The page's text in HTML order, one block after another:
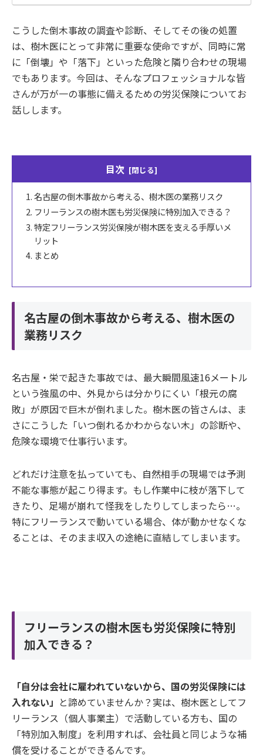
こうした倒木事故の調査や診断、そしてその後の処置
は、樹木医にとって非常に重要な使命ですが、同時に常
に「倒壊」や「落下」といった危険と隣り合わせの現場
でもあります。今回は、そんなプロフェッショナルな皆
さんが万が一の事態に備えるための労災保険についてお
話しします。
目次
名古屋の倒木事故から考える、樹木医の業務リスク
フリーランスの樹木医も労災保険に特別加入できる？
特定フリーランス労災保険が樹木医を支える手厚いメ
リット
まとめ
名古屋の倒木事故から考える、樹木医の
業務リスク
名古屋・栄で起きた事故では、最大瞬間風速16メートル
という強風の中、外見からは分かりにくい「根元の腐
敗」が原因で巨木が倒れました。樹木医の皆さんは、ま
さにこうした「いつ倒れるかわからない木」の診断や、
危険な環境で仕事行います。
どれだけ注意を払っていても、自然相手の現場では予測
不能な事態が起こり得ます。もし作業中に枝が落下して
きたり、足場が崩れて怪我をしたりしてしまったら…。
特にフリーランスで動いている場合、体が動かせなくな
ることは、そのまま収入の途絶に直結してしまいます。
フリーランスの樹木医も労災保険に特別
加入できる？
「自分は会社に雇われていないから、国の労災保険には
入れない」 と諦めていませんか？実は、樹木医としてフ
リーランス（個人事業主）で活動している方も、国の
「特別加入制度」を利用すれば、会社員と同じような補
償を受けることができるんです。